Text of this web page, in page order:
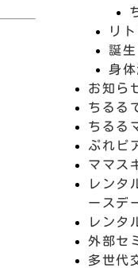
リ
誕
身
お知ら
ちるる
ちるる
ぷれピ
ママス
レンタ
ースデ
レンタ
外部セ
多世代